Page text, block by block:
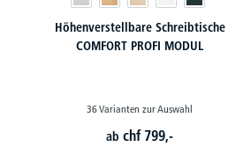
Höhenverstellbare Schreibtische
COMFORT PROFI MODUL
36 Varianten zur Auswahl
abchf 799,-